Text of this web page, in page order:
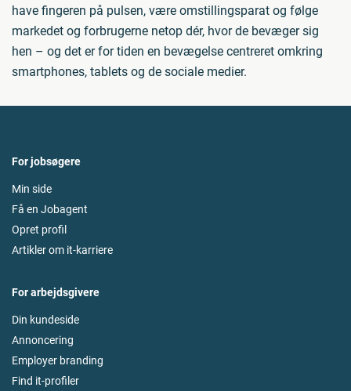
have fingeren på pulsen, være omstillingsparat og følge
markedet og forbrugerne netop dér, hvor de bevæger sig
hen – og det er for tiden en bevægelse centreret omkring
smartphones, tablets og de sociale medier.
For jobsøgere
Min side
Få en Jobagent
Opret profil
Artikler om it-karriere
For arbejdsgivere
Din kundeside
Annoncering
Employer branding
Find it-profiler